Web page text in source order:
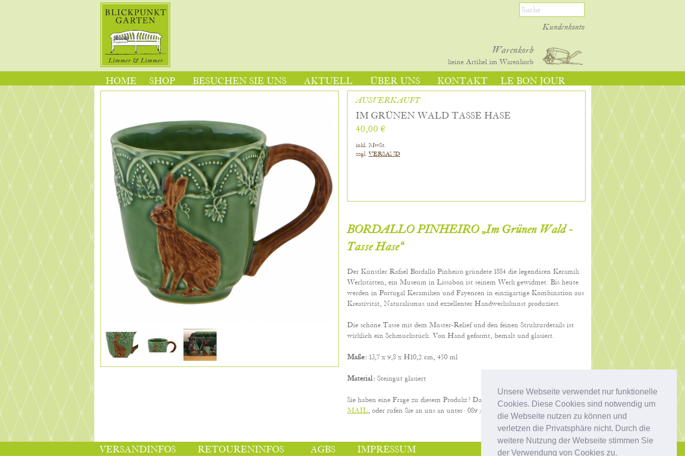
Unsere Webseite verwendet nur funktionelle
Cookies. Diese Cookies sind notwendig um
die Webseite nutzen zu können und
verletzen die Privatsphäre nicht. Durch die
weitere Nutzung der Webseite stimmen Sie
der Verwendung von Cookies zu.
Kundenkonto
Warenkorb
keine Artikel im Warenkorb
HOME SHOP BESUCHEN SIE UNS AKTUELL ÜBER UNS KONTAKT LE BON JOUR
AUSVERKAUFT
IM GRÜNEN WALD TASSE HASE
40,00 €
inkl. MwSt.
zzgl. VERSAND
BORDALLO PINHEIRO „Im Grünen Wald -
Tasse Hase“
Der Künstler Rafael Bordallo Pinheiro gründete 1884 die legendären Keramik
Werkstätten, ein Museum in Lissabon ist seinem Werk gewidmet. Bis heute
werden in Portugal Keramiken und Fayencen in einzigartige Kombination aus
Kreativität, Naturalismus und exzellenter Handwerkskunst produziert.
Die schöne Tasse mit dem Muster-Relief und den feinen Strukturdetails ist
wirklich ein Schmuckstück. Von Hand geformt, bemalt und glasiert.
Maße: 13,7 x 9,8 x H10,2 cm, 450 ml
Material: Steingut glasiert
Sie haben eine Frage zu diesem Produkt? Dann schreiben Sie uns eine kurze
MAIL, oder rufen Sie an uns an unter: 089 / 68 72 32. Wir beraten Sie gerne!
VERSANDINFOS RETOURENINFOS AGBS IMPRESSUM